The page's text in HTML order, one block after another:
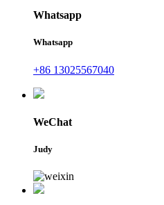
Whatsapp
Whatsapp
+86 13025567040
WeChat
Judy